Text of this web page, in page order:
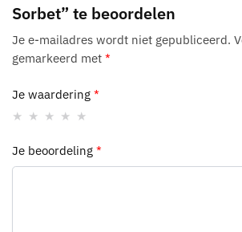
Sorbet” te beoordelen
Je e-mailadres wordt niet gepubliceerd.
gemarkeerd met *
Je waardering *
Je beoordeling *